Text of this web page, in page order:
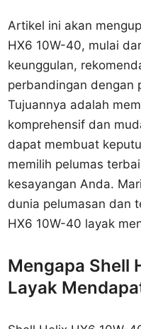
Artikel ini akan
HX6 10W-40, mulai
keunggulan,
perbandingan dengan
Tujuannya adalah
komprehensif dan
dapat membuat
memilih pelumas
kesayangan Anda.
dunia pelumasan dan
HX6 10W-40 layak
Mengapa Shell
Layak